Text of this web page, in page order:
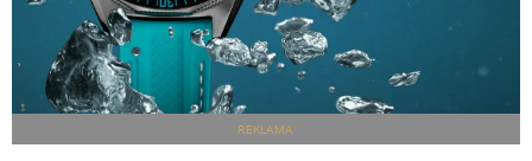
REKLAMA